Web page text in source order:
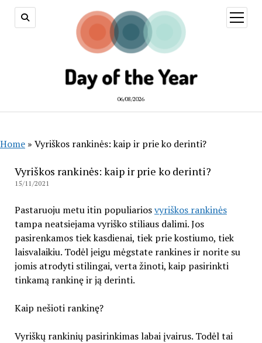
06/08/2026
open
menu
Home » Vyriškos rankinės: kaip ir prie ko derinti?
Vyriškos rankinės: kaip ir prie ko derinti?
15/11/2021
Pastaruoju metu itin populiariosvyriškos rankinės
tampa neatsiejama vyriško stiliaus dalimi. Jos
pasirenkamos tiek kasdienai, tiek prie kostiumo, tiek
laisvalaikiu. Todėl jeigu mėgstate rankines ir norite su
jomis atrodyti stilingai, verta žinoti, kaip pasirinkti
tinkamą rankinę ir ją derinti.
Kaip nešioti rankinę?
Vyriškų rankinių pasirinkimas labai įvairus. Todėl tai